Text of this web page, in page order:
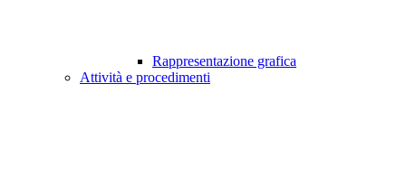
Rappresentazione grafica
Attività e procedimenti